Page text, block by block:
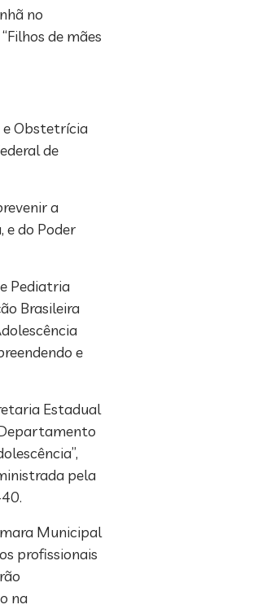
no
de mães
e Obstetrícia
de
a
e do Poder
Pediatria
Brasileira
e
Estadual
pela
Municipal
profissionais
na